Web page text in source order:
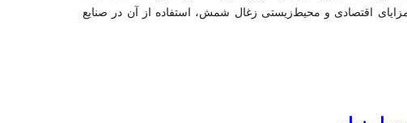
اقتصادی و محیط‌زیستی زغال شمش، استفاده از آن در صنایع